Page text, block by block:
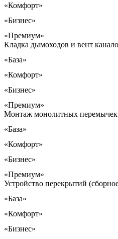
«Комфорт»
«Бизнес»
«Премиум»
Кладка дымоходов и вент
«База»
«Комфорт»
«Бизнес»
«Премиум»
Монтаж монолитных
«База»
«Комфорт»
«Бизнес»
«Премиум»
Устройство перекрытий
«База»
«Комфорт»
«Бизнес»